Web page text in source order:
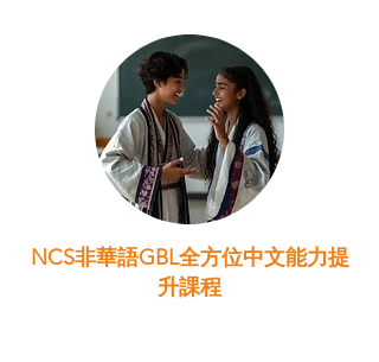
NCS非華語GBL全方位中文能力提
升課程